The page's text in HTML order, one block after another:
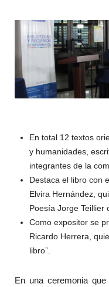
En total 12 textos
y humanidades,
integrantes de la
Destaca el libro con
Elvira Hernández,
Poesía Jorge Teillier
Como expositor se
Ricardo Herrera,
libro”.
En una ceremonia